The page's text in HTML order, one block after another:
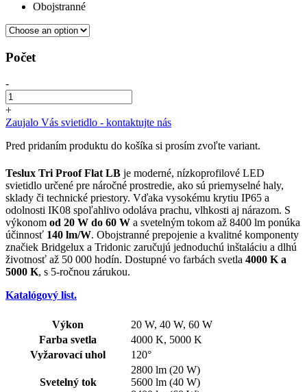
Obojstranné
Počet
-
+
Zaujalo Vás svietidlo - kontaktujte nás
Pred pridaním produktu do košíka si prosím zvoľte variant.
Teslux Tri Proof Flat LB je moderné, nízkoprofilové LED
svietidlo určené pre náročné prostredie, ako sú priemyselné haly,
sklady či technické priestory. Vďaka vysokému krytiu IP65 a
odolnosti IK08 spoľahlivo odoláva prachu, vlhkosti aj nárazom. S
výkonom od 20 W do 60 W a svetelným tokom až 8400 lm ponúka
účinnosť 140 lm/W. Obojstranné prepojenie a kvalitné komponenty
značiek Bridgelux a Tridonic zaručujú jednoduchú inštaláciu a dlhú
životnosť až 50 000 hodín. Dostupné vo farbách svetla 4000 K a
5000 K, s 5-ročnou zárukou.
Katalógový list.
Výkon
20 W, 40 W, 60 W
Farba svetla
4000 K, 5000 K
Vyžarovací uhol
120°
Svetelný tok
2800 lm (20 W)
5600 lm (40 W)